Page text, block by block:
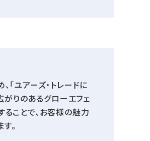
ユアーズ・トレードに
りのあるグローエフェ
ることで、お客様の魅力
。